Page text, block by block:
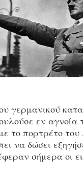
γερμανικού
εν αγνοία
το πορτρέτο
να δώσει
σήμερα οι